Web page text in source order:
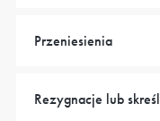
Przeniesienia
Rezygnacje lub